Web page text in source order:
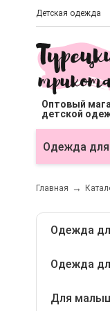
Детская одежда
Оптовый
детской
Одежда для
Главная
Одежда
Блузки
Одежда
Бриджи
Для